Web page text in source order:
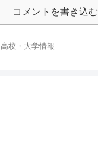
コメントを書き込む
高校・大学情報